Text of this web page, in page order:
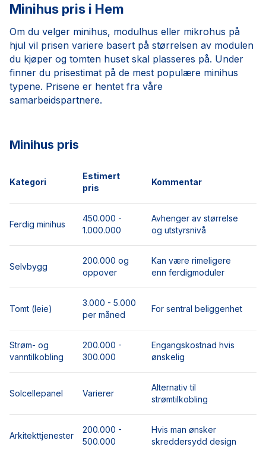
Minihus pris i Hem
Om du velger minihus, modulhus eller mikrohus på
hjul vil prisen variere basert på størrelsen av modulen
du kjøper og tomten huset skal plasseres på. Under
finner du prisestimat på de mest populære minihus
typene. Prisene er hentet fra våre
samarbeidspartnere.
Minihus pris
Kategori
Estimert
pris
Kommentar
Ferdig minihus
450.000 -
1.000.000
Avhenger av størrelse
og utstyrsnivå
Selvbygg
200.000 og
oppover
Kan være rimeligere
enn ferdigmoduler
Tomt (leie)
3.000 - 5.000
per måned
For sentral beliggenhet
Strøm- og
vanntilkobling
200.000 -
300.000
Engangskostnad hvis
ønskelig
Solcellepanel Varierer
Alternativ til
strømtilkobling
Arkitekttjenester
200.000 -
500.000
Hvis man ønsker
skreddersydd design